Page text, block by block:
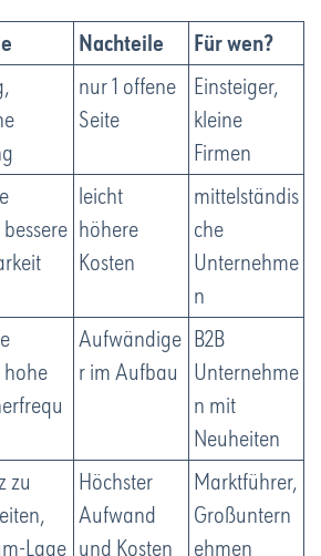
Nachteile
Für wen?
nur 1 offene
Seite
Einsteiger,
kleine
Firmen
leicht
höhere
Kosten
mittelständis
che
Unternehme
n
hohe
Aufwändige
r im Aufbau
B2B
Unternehme
n mit
Neuheiten
zu
Lage
Höchster
Aufwand
und Kosten
Marktführer,
Großuntern
ehmen